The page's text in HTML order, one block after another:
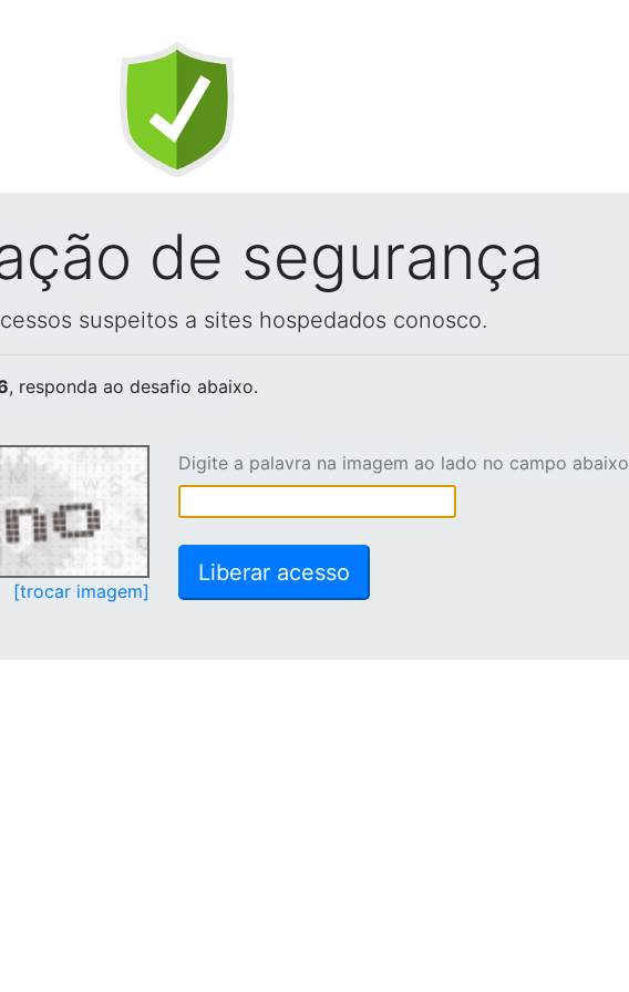
de segurança
suspeitos a sites hospedados conosco.
, responda ao desafio abaixo.
[trocar imagem]
Digite a palavra na imagem ao lado no campo abaixo